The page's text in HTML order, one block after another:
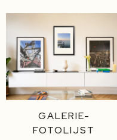
GALERIE-
FOTOLIJST